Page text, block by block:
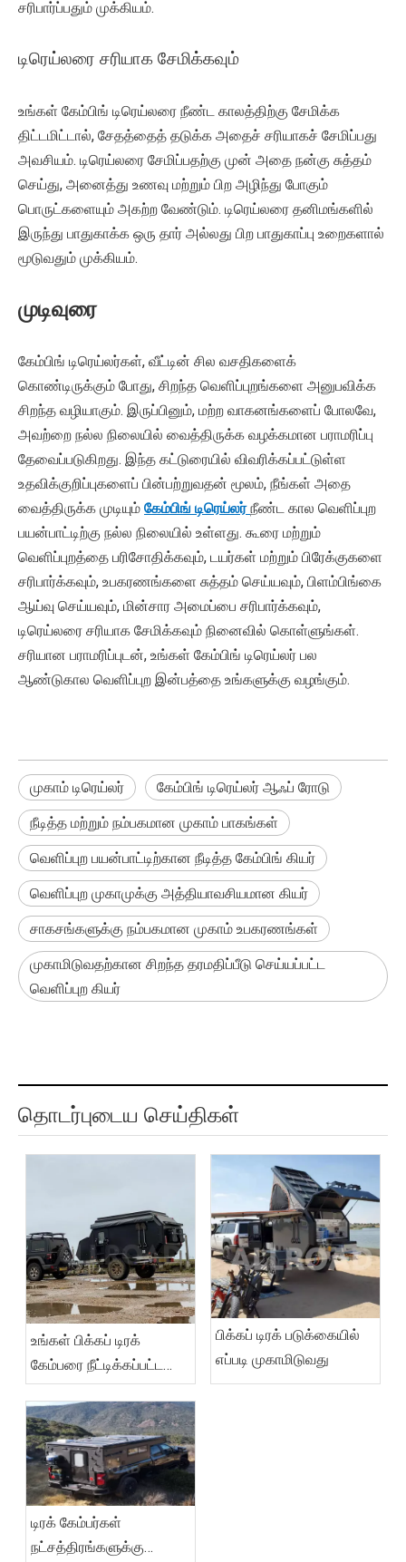
சரிபார்ப்பதும் முக்கியம்.
டிரெய்லரை சரியாக சேமிக்கவும்
உங்கள் கேம்பிங் டிரெய்லரை நீண்ட காலத்திற்கு சேமிக்க
திட்டமிட்டால், சேதத்தைத் தடுக்க அதைச் சரியாகச் சேமிப்பது
அவசியம். டிரெய்லரை சேமிப்பதற்கு முன் அதை நன்கு சுத்தம்
செய்து, அனைத்து உணவு மற்றும் பிற அழிந்து போகும்
பொருட்களையும் அகற்ற வேண்டும். டிரெய்லரை தனிமங்களில்
இருந்து பாதுகாக்க ஒரு தார் அல்லது பிற பாதுகாப்பு உறைகளால்
மூடுவதும் முக்கியம்.
முடிவுரை
கேம்பிங் டிரெய்லர்கள், வீட்டின் சில வசதிகளைக்
கொண்டிருக்கும் போது, ​​சிறந்த வெளிப்புறங்களை அனுபவிக்க
சிறந்த வழியாகும். இருப்பினும், மற்ற வாகனங்களைப் போலவே,
அவற்றை நல்ல நிலையில் வைத்திருக்க வழக்கமான பராமரிப்பு
தேவைப்படுகிறது. இந்த கட்டுரையில் விவரிக்கப்பட்டுள்ள
உதவிக்குறிப்புகளைப் பின்பற்றுவதன் மூலம், நீங்கள் அதை
வைத்திருக்க முடியும் கேம்பிங் டிரெய்லர்நீண்ட கால வெளிப்புற
பயன்பாட்டிற்கு நல்ல நிலையில் உள்ளது. கூரை மற்றும்
வெளிப்புறத்தை பரிசோதிக்கவும், டயர்கள் மற்றும் பிரேக்குகளை
சரிபார்க்கவும், உபகரணங்களை சுத்தம் செய்யவும், பிளம்பிங்கை
ஆய்வு செய்யவும், மின்சார அமைப்பை சரிபார்க்கவும்,
டிரெய்லரை சரியாக சேமிக்கவும் நினைவில் கொள்ளுங்கள்.
சரியான பராமரிப்புடன், உங்கள் கேம்பிங் டிரெய்லர் பல
ஆண்டுகால வெளிப்புற இன்பத்தை உங்களுக்கு வழங்கும்.
முகாம் டிரெய்லர் கேம்பிங் டிரெய்லர் ஆஃப் ரோடு
நீடித்த மற்றும் நம்பகமான முகாம் பாகங்கள்
வெளிப்புற பயன்பாட்டிற்கான நீடித்த கேம்பிங் கியர்
வெளிப்புற முகாமுக்கு அத்தியாவசியமான கியர்
சாகசங்களுக்கு நம்பகமான முகாம் உபகரணங்கள்
முகாமிடுவதற்கான சிறந்த தரமதிப்பீடு செய்யப்பட்ட
வெளிப்புற கியர்
தொடர்புடைய செய்திகள்
உங்கள் பிக்கப் டிரக்
கேம்பரை நீட்டிக்கப்பட்ட
கேம்பிங்கிற்கு அமைப்பது
எப்படி?
பிக்கப் டிரக் படுக்கையில்
எப்படி முகாமிடுவது
டிரக் கேம்பர்கள்
நட்சத்திரங்களுக்கு